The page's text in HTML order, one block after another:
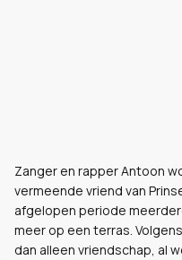
Zanger en rapper Antoon
vermeende vriend van
afgelopen periode
meer op een terras.
dan alleen vriendschap, al